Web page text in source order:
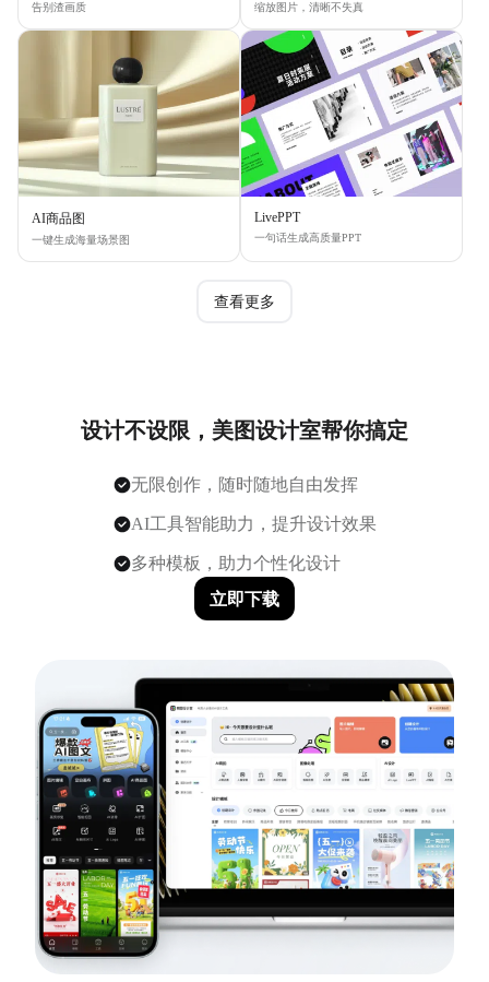
告别渣画质 缩放图片，清晰不失真
AI商品图
一键生成海量场景图
LivePPT
一句话生成高质量PPT
查看更多
设计不设限，美图设计室帮你搞定
无限创作，随时随地自由发挥
AI工具智能助力，提升设计效果
多种模板，助力个性化设计
立即下载